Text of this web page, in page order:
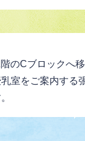
のCブロックへ
室をご案内する